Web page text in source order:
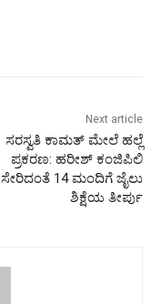
Next article
ಸರಸ್ವತಿ ಕಾಮತ್ ಮೇಲೆ ಹಲ್ಲೆ
ಪ್ರಕರಣ: ಹರೀಶ್ ಕಂಜಿಪಿಲಿ
ಸೇರಿದಂತೆ 14 ಮಂದಿಗೆ ಜೈಲು
ಶಿಕ್ಷೆಯ ತೀರ್ಪು